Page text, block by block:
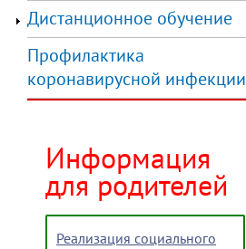
Дистанционное обучение
Профилактика
коронавирусной инфекции
Информация
для родителей
Реализация социального